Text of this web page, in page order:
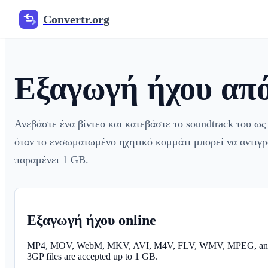
Convertr.org
Εξαγωγή ήχου
Ανεβάστε ένα βίντεο και κατεβάστε το soundtrack του
όταν το ενσωματωμένο ηχητικό κομμάτι μπορεί να
παραμένει 1 GB.
Εξαγωγή ήχου online
MP4, MOV, WebM, MKV, AVI, M4V, FLV, WMV, MPEG,
3GP files are accepted up to 1 GB.